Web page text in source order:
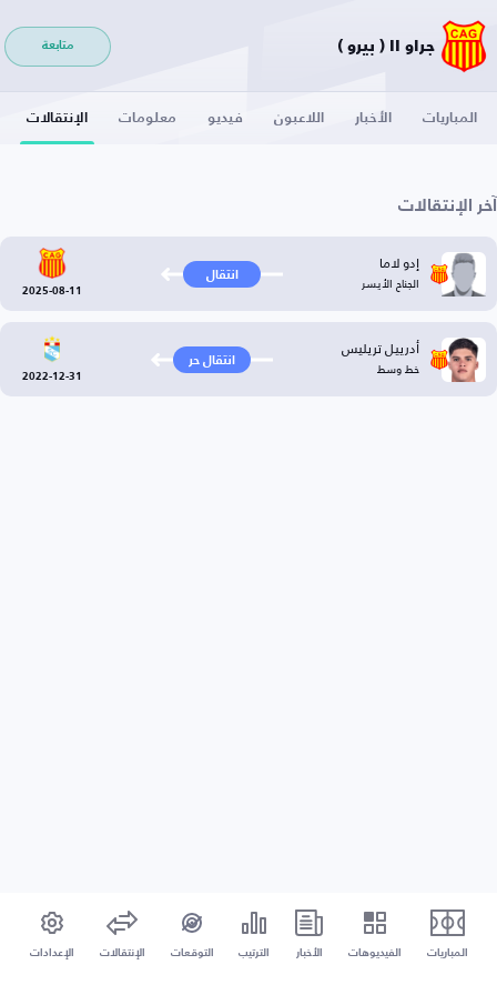
جراو II ( بيرو ) متابعة
المباريات الأخبار اللاعبون فيديو معلومات الإنتقالات
آخر الإنتقالات
إدو لاما
الجناح الأيسر انتقال
2025-08-11
أدرييل تريليس
خط وسط انتقال حر
2022-12-31
المباريات الفيديوهات الأخبار الترتيب التوقعات الإنتقالات الإعدادات